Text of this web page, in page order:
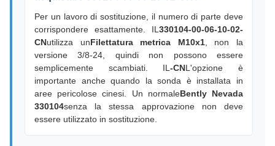
Per un lavoro di sostituzione, il numero di parte deve
corrispondere esattamente. IL330104-00-06-10-02-
CNutilizza unFilettatura metrica M10x1, non la
versione 3/8-24, quindi non possono essere
semplicemente scambiati. IL-CNL'opzione è
importante anche quando la sonda è installata in
aree pericolose cinesi. Un normaleBently Nevada
330104senza la stessa approvazione non deve
essere utilizzato in sostituzione.